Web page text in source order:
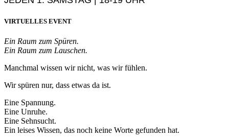
VIRTUELLES EVENT
Ein Raum zum Spüren.
Ein Raum zum Lauschen.
Manchmal wissen wir nicht, was wir fühlen.
Wir spüren nur, dass etwas da ist.
Eine Spannung.
Eine Unruhe.
Eine Sehnsucht.
Ein leises Wissen, das noch keine Worte gefunden hat.